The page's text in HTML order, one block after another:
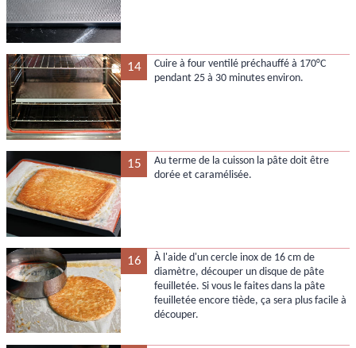
14
Cuire à four ventilé préchauffé à 170°C
pendant 25 à 30 minutes environ.
15
Au terme de la cuisson la pâte doit être
dorée et caramélisée.
16
À l'aide d'un cercle inox de 16 cm de
diamètre, découper un disque de pâte
feuilletée. Si vous le faites dans la pâte
feuilletée encore tiède, ça sera plus facile à
découper.